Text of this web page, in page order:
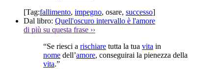
[Tag:fallimento, impegno, osare, successo]
Dal libro: Quell'oscuro intervallo è l'amore
di più su questa frase ››
“Se riesci a rischiare tutta la tua vita in
nome dell’amore, conseguirai la pienezza della
vita.”